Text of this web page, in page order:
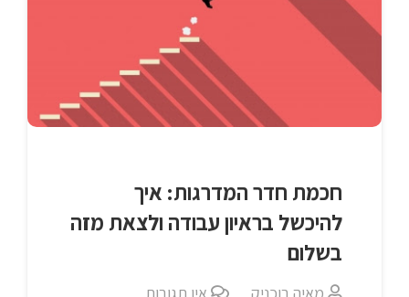
חכמת חדר המדרגות: איך
להיכשל בראיון עבודה ולצאת מזה
בשלום